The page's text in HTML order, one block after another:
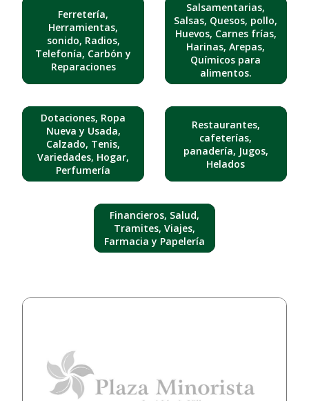
Ferretería,
Herramientas,
sonido, Radios,
Telefonía, Carbón y
Reparaciones
Salsamentarias,
Salsas, Quesos, pollo,
Huevos, Carnes frías,
Harinas, Arepas,
Químicos para
alimentos.
Dotaciones, Ropa
Nueva y Usada,
Calzado, Tenis,
Variedades, Hogar,
Perfumería
Restaurantes,
cafeterías,
panadería, Jugos,
Helados
Financieros, Salud,
Tramites, Viajes,
Farmacia y Papelería